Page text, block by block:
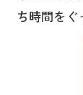
ち時間をぐ